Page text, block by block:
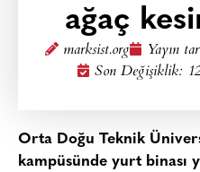
ağaç
marksist.org Yayın
Son Değişiklik:
Orta Doğu Teknik
kampüsünde yurt binası